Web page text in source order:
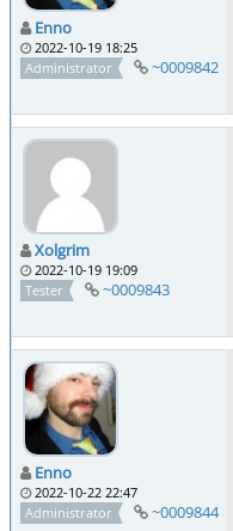
Enno
2022-10-19 18:25
Administrator
~0009842
Xolgrim
2022-10-19 19:09
Tester
~0009843
Enno
2022-10-22 22:47
Administrator
~0009844